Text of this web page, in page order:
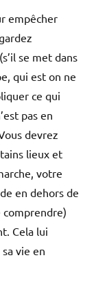
empêcher
se met dans
qui est on ne
ce qui
pas en
devrez
lieux et
votre
en dehors de
comprendre)
Cela lui
vie en